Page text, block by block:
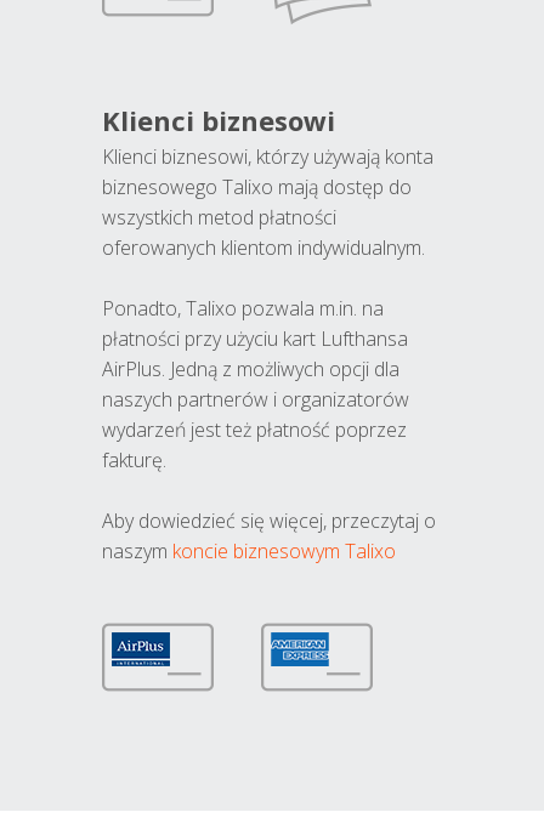
Klienci biznesowi
Klienci biznesowi, którzy używają konta
biznesowego Talixo mają dostęp do
wszystkich metod płatności
oferowanych klientom indywidualnym.
Ponadto, Talixo pozwala m.in. na
płatności przy użyciu kart Lufthansa
AirPlus. Jedną z możliwych opcji dla
naszych partnerów i organizatorów
wydarzeń jest też płatność poprzez
fakturę.
Aby dowiedzieć się więcej, przeczytaj o
naszym koncie biznesowym Talixo